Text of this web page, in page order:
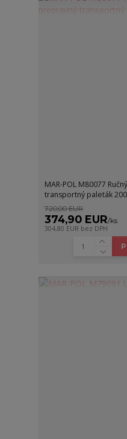
MAR-POL M80077
transportný paleták
720,00 EUR
374,90 EUR/ks
304,80 EUR bez DPH